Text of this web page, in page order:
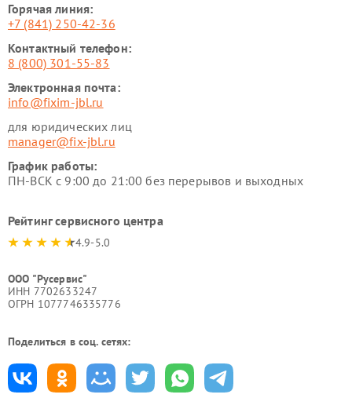
Горячая линия:
+7 (841) 250-42-36
Контактный телефон:
8 (800) 301-55-83
Электронная почта:
info@fixim-jbl.ru
для юридических лиц
manager@fix-jbl.ru
График работы:
ПН-ВСК с 9:00 до 21:00 без перерывов и выходных
Рейтинг сервисного центра
4.9-5.0
ООО "Русервис"
ИНН 7702633247
ОГРН 1077746335776
Поделиться в соц. сетях: